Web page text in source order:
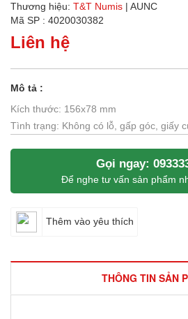
Thương hiệu: T&T Numis | AUNC
Mã SP : 4020030382
Liên hệ
Mô tả :
Kích thước: 156x78 mm
Tình trạng: Không có lỗ, gấp góc, giấy
Gọi ngay:
Để nghe tư vấn sản phẩm
Thêm vào yêu thích
THÔNG TIN SẢN